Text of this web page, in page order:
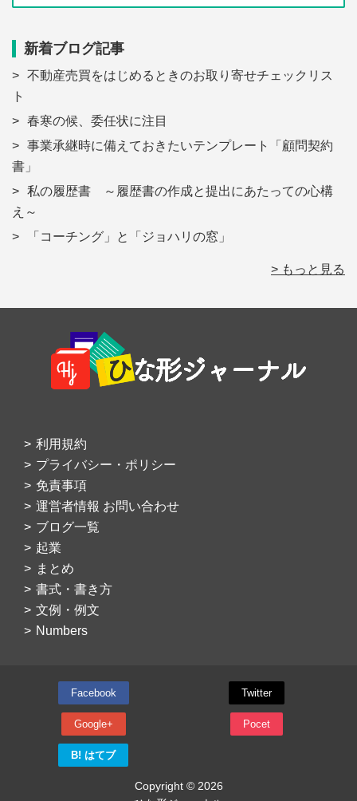
新着ブログ記事
不動産売買をはじめるときのお取り寄せチェックリス
ト
春寒の候、委任状に注目
事業承継時に備えておきたいテンプレート「顧問契約
書」
私の履歴書 ～履歴書の作成と提出にあたっての心構
え～
「コーチング」と「ジョハリの窓」
> もっと見る
Footer
利用規約
プライバシー・ポリシー
免責事項
運営者情報 お問い合わせ
ブログ一覧
起業
まとめ
書式・書き方
文例・例文
Numbers
Facebook Twitter
Google+ Pocet
B! はてブ
Copyright © 2026